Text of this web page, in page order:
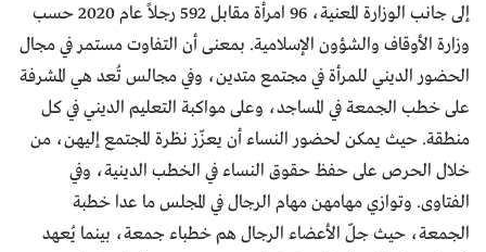
إلى جانب الوزارة المعنية، 96 امرأة مقابل 592 رجلاً عام 2020 حسب
وزارة الأوقاف والشؤون الإسلامية. بمعنى أن التفاوت مستمر في مجال
الحضور الديني للمرأة في مجتمع متدين، وفي مجالس تُعد هي المشرفة
على خطب الجمعة في المساجد، وعلى مواكبة التعليم الديني في كل
منطقة. حيث يمكن لحضور النساء أن يعزّز نظرة المجتمع إليهن، من
خلال الحرص على حفظ حقوق النساء في الخطب الدينية، وفي
الفتاوى. وتوازي مهامهن مهام الرجال في المجلس ما عدا خطبة
الجمعة، حيث جلّ الأعضاء الرجال هم خطباء جمعة، بينما يُعهد